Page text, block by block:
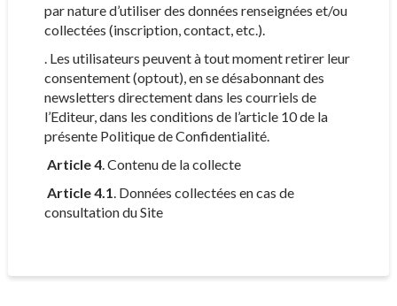
par nature d’utiliser des données renseignées et/ou
collectées (inscription, contact, etc.).
. Les utilisateurs peuvent à tout moment retirer leur
consentement (optout), en se désabonnant des
newsletters directement dans les courriels de
l’Editeur, dans les conditions de l’article 10 de la
présente Politique de Confidentialité.
Article 4. Contenu de la collecte
Article 4.1. Données collectées en cas de
consultation du Site